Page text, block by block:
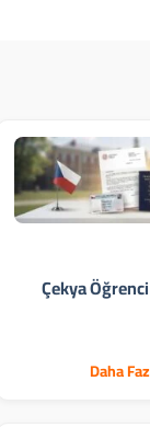
Çekya
Daha